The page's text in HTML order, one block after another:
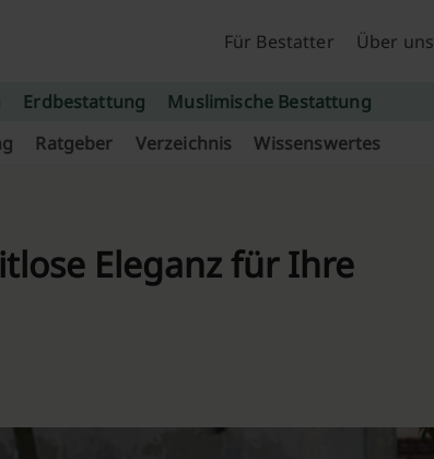
Für Bestatter
Über uns
Erdbestattung
Muslimische Bestattung
Ratgeber Verzeichnis Wissenswertes
Eleganz für Ihre